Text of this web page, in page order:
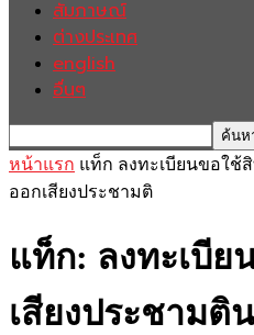
สัมภาษณ์
ต่างประเทศ
english
อื่นๆ
หน้าแรก แท็ก ลงทะเบียนขอใช้
ออกเสียงประชามติ
แท็ก: ลงทะเบี
เสียงประชามติ